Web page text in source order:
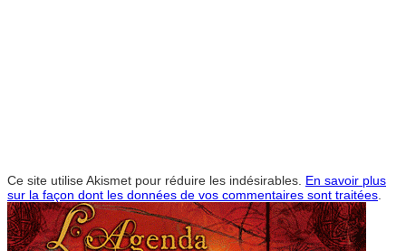
Ce site utilise Akismet pour réduire les indésirables. En savoir plus
sur la façon dont les données de vos commentaires sont traitées